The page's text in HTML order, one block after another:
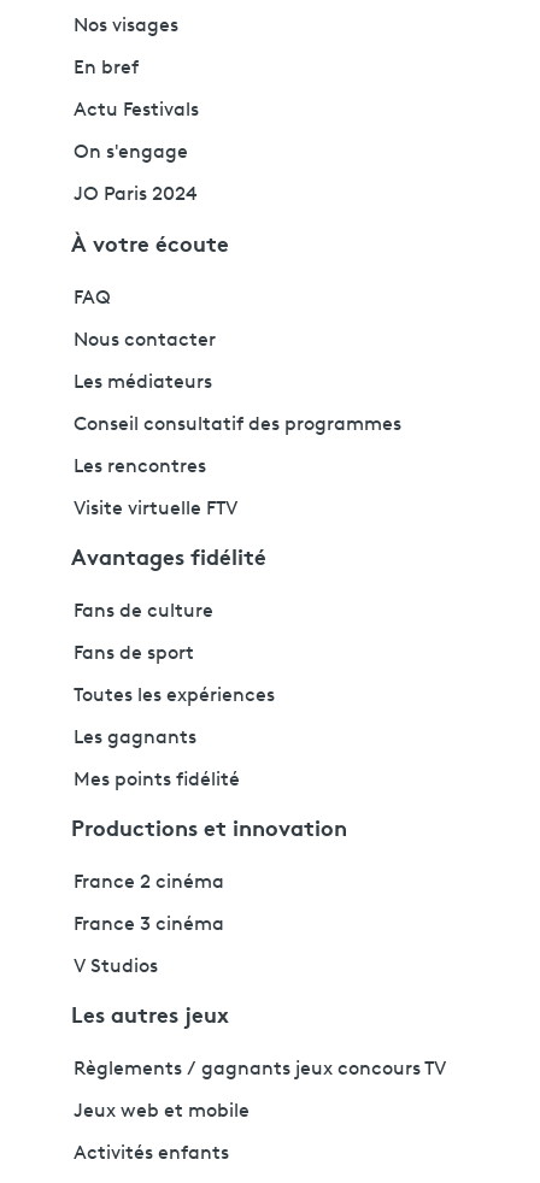
Nos visages
En bref
Actu Festivals
On s'engage
JO Paris 2024
À votre écoute
FAQ
Nous contacter
Les médiateurs
Conseil consultatif des programmes
Les rencontres
Visite virtuelle FTV
Avantages fidélité
Fans de culture
Fans de sport
Toutes les expériences
Les gagnants
Mes points fidélité
Productions et innovation
France 2 cinéma
France 3 cinéma
V Studios
Les autres jeux
Règlements / gagnants jeux concours TV
Jeux web et mobile
Activités enfants